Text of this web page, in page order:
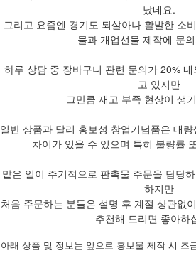
났네요.
그리고 요즘엔 경기도 되살아나 활발한 소
물과 개업선물 제작에 문
하루 상담 중 장바구니 관련 문의가 20%
고 있지만
그만큼 재고 부족 현상이 생
일반 상품과 달리 홍보성 창업기념품은 대
차이가 있을 수 있으며 특히 불량률
맡은 일이 주기적으로 판촉물 주문을 담당
하지만
처음 주문하는 분들은 설명 후 계절 상관없
추천해 드리면 좋아하
아래 상품 및 정보는 앞으로 홍보물 제작 시 조